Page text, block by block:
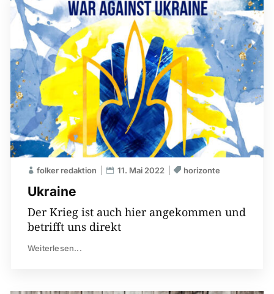
Ukraine
folker redaktion 11. Mai 2022 horizonte
Der Krieg ist auch hier angekommen und
betrifft uns direkt
Weiterlesen...